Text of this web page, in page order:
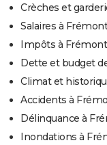
Crèches et
Salaires à
Impôts à
Dette et budget
Climat et
Accidents à
Délinquance à
Inondations à